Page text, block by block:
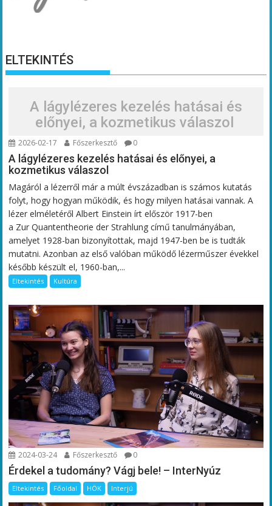
ELTEKINTÉS
A lágylézeres kezelés hatásai és
előnyei, a kozmetikus válaszol
2026-02-17 Főszerkesztő 0
A lágylézeres kezelés hatásai és előnyei, a
kozmetikus válaszol
Magáról a lézerről már a múlt évszázadban is számos kutatás
folyt, hogy hogyan működik, és hogy milyen hatásai vannak. A
lézer elméletéről Albert Einstein írt először 1917-ben
a Zur Quantentheorie der Strahlung című tanulmányában,
amelyet 1928-ban bizonyítottak, majd 1947-ben be is tudták
mutatni. Azonban az első valóban működő lézerműszer évekkel
később készült el, 1960-ban,...
Eltekintés Kultúra
2024-03-24 Főszerkesztő 0
Érdekel a tudomány? Vágj bele! – InterNyúz
Eltekintés Főoldal HÖK Interjú